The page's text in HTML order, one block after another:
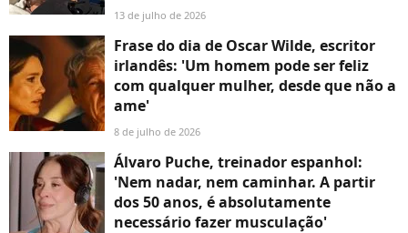
13 de julho de 2026
Frase do dia de Oscar Wilde, escritor
irlandês: 'Um homem pode ser feliz
com qualquer mulher, desde que não a
ame'
8 de julho de 2026
Álvaro Puche, treinador espanhol:
'Nem nadar, nem caminhar. A partir
dos 50 anos, é absolutamente
necessário fazer musculação'